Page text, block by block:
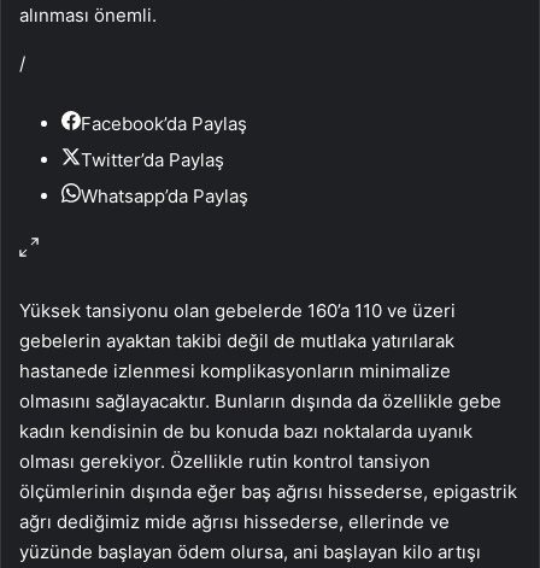
alınması önemli.
/
Facebook’da Paylaş
Twitter’da Paylaş
Whatsapp’da Paylaş
Yüksek tansiyonu olan gebelerde 160’a 110 ve üzeri
gebelerin ayaktan takibi değil de mutlaka yatırılarak
hastanede izlenmesi komplikasyonların minimalize
olmasını sağlayacaktır. Bunların dışında da özellikle gebe
kadın kendisinin de bu konuda bazı noktalarda uyanık
olması gerekiyor. Özellikle rutin kontrol tansiyon
ölçümlerinin dışında eğer baş ağrısı hissederse, epigastrik
ağrı dediğimiz mide ağrısı hissederse, ellerinde ve
yüzünde başlayan ödem olursa, ani başlayan kilo artışı